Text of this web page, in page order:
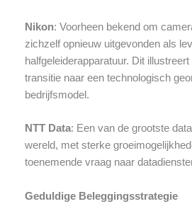
Nikon: Voorheen bekend om
zichzelf opnieuw uitgevonden als
halfgeleiderapparatuur. Dit
transitie naar een technologisch
bedrijfsmodel.
NTT Data: Een van de grootste
wereld, met sterke
toenemende vraag naar
Geduldige Beleggingsstrategie